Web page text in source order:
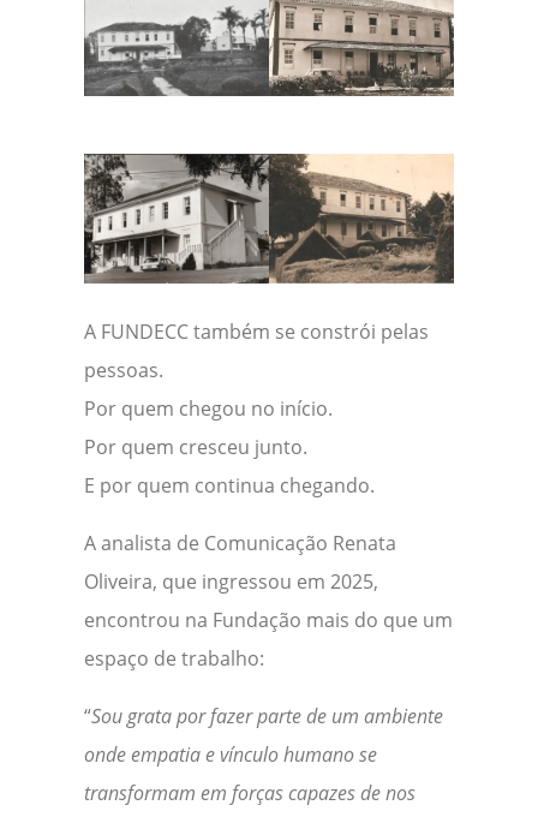
A FUNDECC também se constrói pelas
pessoas.
Por quem chegou no início.
Por quem cresceu junto.
E por quem continua chegando.
A analista de Comunicação Renata
Oliveira, que ingressou em 2025,
encontrou na Fundação mais do que um
espaço de trabalho:
“Sou grata por fazer parte de um ambiente
onde empatia e vínculo humano se
transformam em forças capazes de nos